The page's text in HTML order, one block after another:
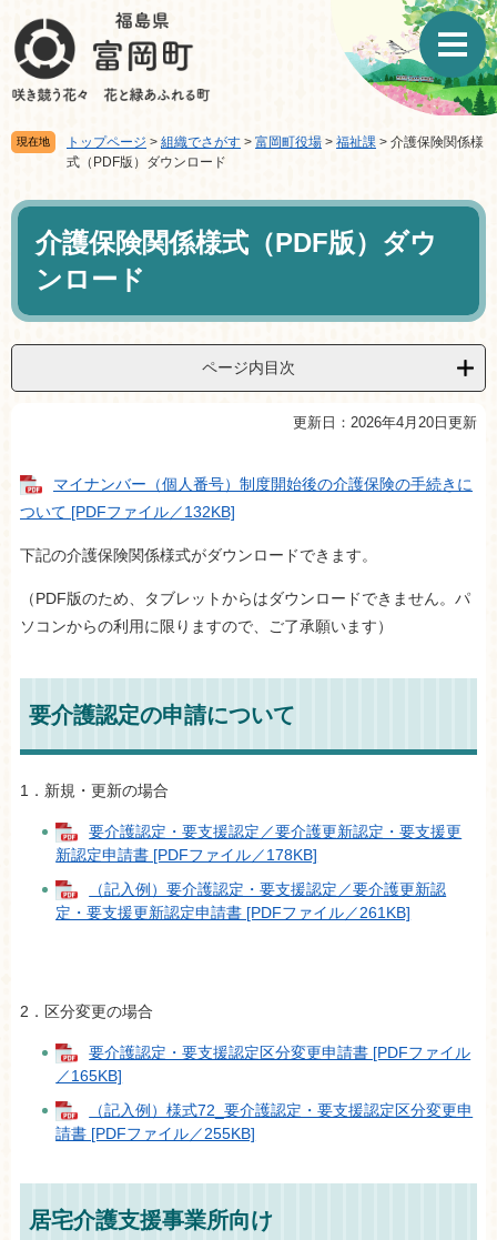
ジ
先
頭
で
ュ
を
飛
ば
現在地 トップページ > 組織でさがす > 富岡町役場 > 福祉課 > 介護保険関係様
式（PDF版）ダウンロード
本
介護保険関係様式（PDF版）ダウ
ンロード
ページ内目次
更新日：2026年4月20日更新
マイナンバー（個人番号）制度開始後の介護保険の手続きに
ついて [PDFファイル／132KB]
下記の介護保険関係様式がダウンロードできます。
（PDF版のため、タブレットからはダウンロードできません。パ
ソコンからの利用に限りますので、ご了承願います）
要介護認定の申請について
1．新規・更新の場合
要介護認定・要支援認定／要介護更新認定・要支援更
新認定申請書 [PDFファイル／178KB]
（記入例）要介護認定・要支援認定／要介護更新認
定・要支援更新認定申請書 [PDFファイル／261KB]
2．区分変更の場合
要介護認定・要支援認定区分変更申請書 [PDFファイル
／165KB]
（記入例）様式72_要介護認定・要支援認定区分変更申
請書 [PDFファイル／255KB]
居宅介護支援事業所向け